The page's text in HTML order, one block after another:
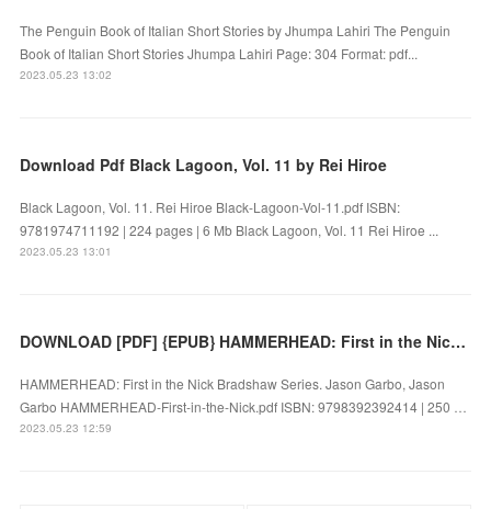
The Penguin Book of Italian Short Stories by Jhumpa Lahiri The Penguin
Book of Italian Short Stories Jhumpa Lahiri Page: 304 Format: pdf...
2023.05.23 13:02
Download Pdf Black Lagoon, Vol. 11 by Rei Hiroe
Black Lagoon, Vol. 11. Rei Hiroe Black-Lagoon-Vol-11.pdf ISBN:
9781974711192 | 224 pages | 6 Mb Black Lagoon, Vol. 11 Rei Hiroe ...
2023.05.23 13:01
DOWNLOAD [PDF] {EPUB} HAMMERHEAD: First in the Nick Bradshaw Series by Jason Garbo, Jason Garbo
HAMMERHEAD: First in the Nick Bradshaw Series. Jason Garbo, Jason
Garbo HAMMERHEAD-First-in-the-Nick.pdf ISBN: 9798392392414 | 250 …
2023.05.23 12:59